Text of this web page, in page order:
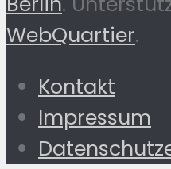
WebQuartier.
Kontakt
Impressum